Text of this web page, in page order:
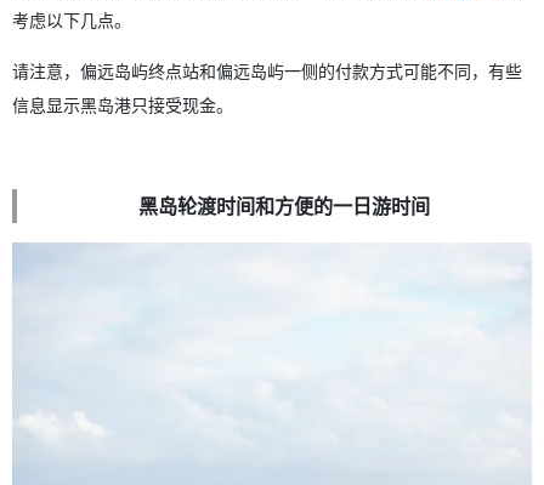
考虑以下几点。
请注意，偏远岛屿终点站和偏远岛屿一侧的付款方式可能不同，有些
信息显示黑岛港只接受现金。
黑岛轮渡时间和方便的一日游时间